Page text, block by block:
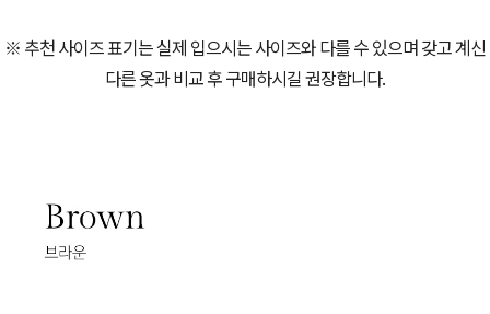
※ 추천 사이즈 표기는 실제 입으시는 사이즈와 다를 수 있으며 갖고 계신
다른 옷과 비교 후 구매하시길 권장합니다.